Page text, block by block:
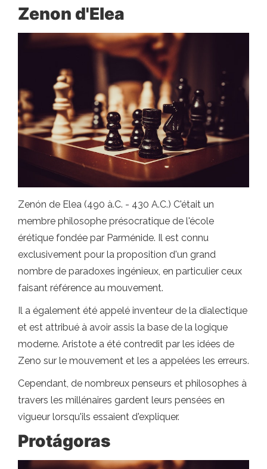
Zenon d'Elea
Zenón de Elea (490 à.C. - 430 A.C.) C'était un
membre philosophe présocratique de l'école
érétique fondée par Parménide. Il est connu
exclusivement pour la proposition d'un grand
nombre de paradoxes ingénieux, en particulier ceux
faisant référence au mouvement.
Il a également été appelé inventeur de la dialectique
et est attribué à avoir assis la base de la logique
moderne. Aristote a été contredit par les idées de
Zeno sur le mouvement et les a appelées les erreurs.
Cependant, de nombreux penseurs et philosophes à
travers les millénaires gardent leurs pensées en
vigueur lorsqu'ils essaient d'expliquer.
Protágoras